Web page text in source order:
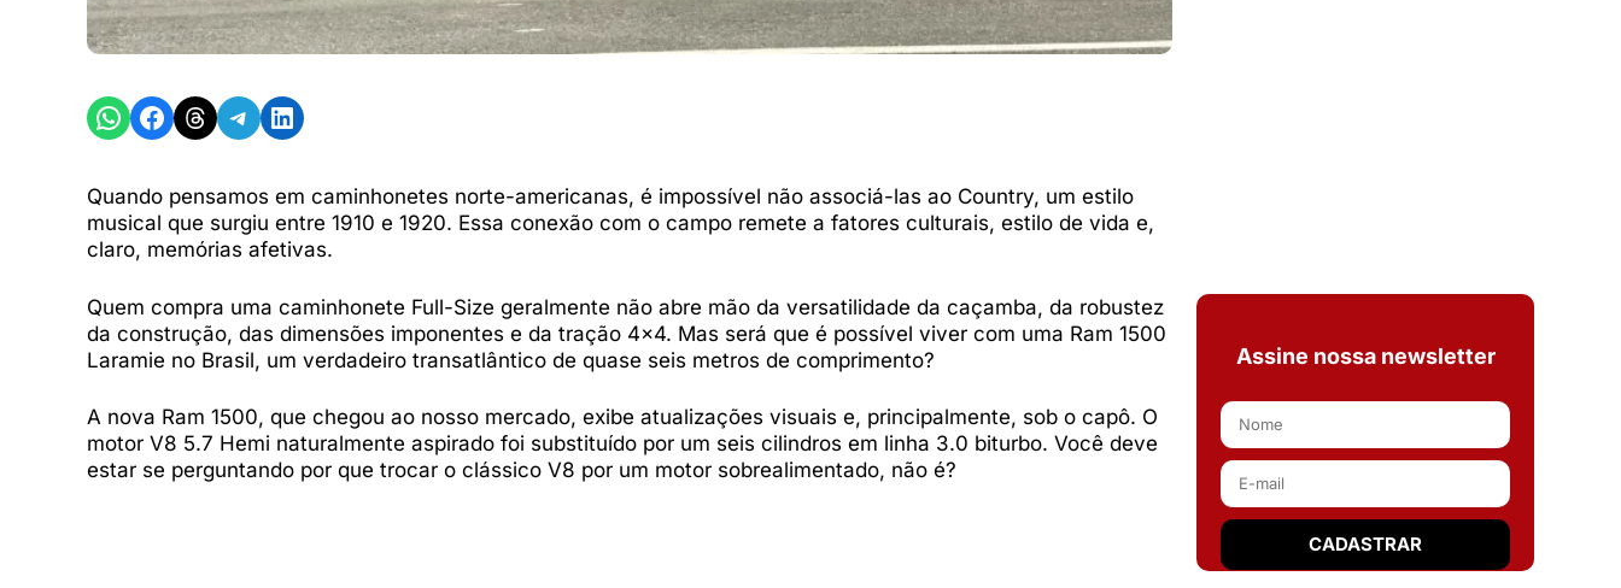
Share on WhatsApp
Share on Facebook
Share on Threads
Share on Telegram
Share on LinkedIn
Quando pensamos em caminhonetes norte-americanas, é impossível não associá-las ao Country, um estilo
musical que surgiu entre 1910 e 1920. Essa conexão com o campo remete a fatores culturais, estilo de vida e,
claro, memórias afetivas.
Quem compra uma caminhonete Full-Size geralmente não abre mão da versatilidade da caçamba, da robustez
da construção, das dimensões imponentes e da tração 4×4. Mas será que é possível viver com uma Ram 1500
Laramie no Brasil, um verdadeiro transatlântico de quase seis metros de comprimento?
A nova Ram 1500, que chegou ao nosso mercado, exibe atualizações visuais e, principalmente, sob o capô. O
motor V8 5.7 Hemi naturalmente aspirado foi substituído por um seis cilindros em linha 3.0 biturbo. Você deve
estar se perguntando por que trocar o clássico V8 por um motor sobrealimentado, não é?
Assine nossa newsletter